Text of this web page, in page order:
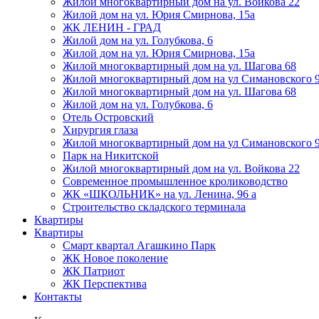
Жилой дом на ул. Юрия Смирнова, 15а
ЖК ЛЕНИН - ГРАД
Жилой дом на ул. Голубкова, 6
Жилой дом на ул. Юрия Смирнова, 15а
Жилой многоквартирный дом на ул. Шагова 68
Жилой многоквартирный дом на ул Симановского
Жилой многоквартирный дом на ул. Шагова 68
Жилой дом на ул. Голубкова, 6
Отель Островский
Хирургия глаза
Жилой многоквартирный дом на ул Симановского
Парк на Никитской
Жилой многоквартирный дом на ул. Войкова 22
Современное промышленное кролиководство
ЖК «ШКОЛЬНИК» на ул. Ленина, 96 а
Строительство складского терминала
Квартиры
Квартиры
Смарт квартал Агашкино Парк
ЖК Новое поколение
ЖК Патриот
ЖК Перспектива
Контакты